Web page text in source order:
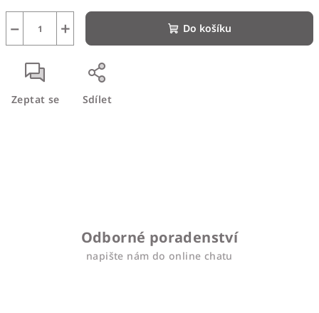
+
− Do košíku
Zeptat se Sdílet
Odborné poradenství
napište nám do online chatu